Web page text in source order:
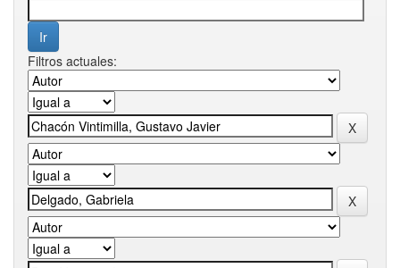
Filtros actuales: